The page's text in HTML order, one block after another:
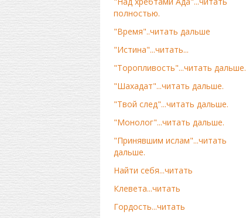
полностью.
"Время"..читать дальше
"Истина"...читать...
"Торопливость"...читать дальше.
"Шахадат"...читать дальше.
"Твой след"...читать дальше.
"Монолог"...читать дальше.
"Принявшим ислам"...читать
дальше.
Найти себя...читать
Клевета...читать
Гордость...читать